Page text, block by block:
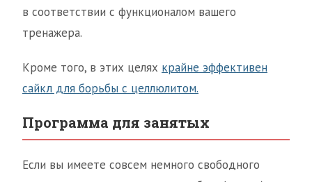
в соответствии с функционалом вашего
тренажера.
Кроме того, в этих целях крайне эффективен
сайкл для борьбы с целлюлитом.
Программа для занятых
Если вы имеете совсем немного свободного